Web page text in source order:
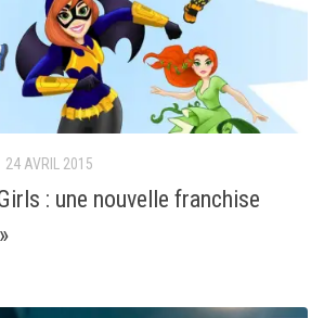
24 AVRIL 2015
: une nouvelle franchise